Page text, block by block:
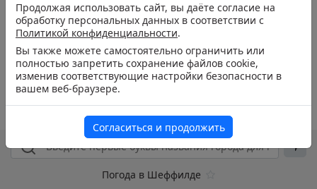
Погода в Шеффилде
Продолжая использовать сайт, вы даёте согласие на
обработку персональных данных в соответствии с
Политикой конфиденциальности.
Вы также можете самостоятельно ограничить или
полностью запретить сохранение файлов cookie,
изменив соответствующие настройки безопасности в
вашем веб-браузере.
Согласиться и продолжить